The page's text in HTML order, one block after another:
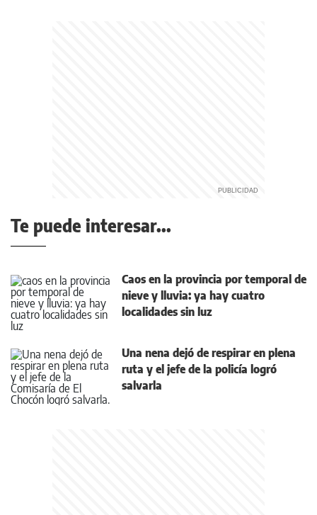
Te puede interesar...
Caos en la provincia por temporal de
nieve y lluvia: ya hay cuatro
localidades sin luz
Una nena dejó de respirar en plena
ruta y el jefe de la policía logró
salvarla